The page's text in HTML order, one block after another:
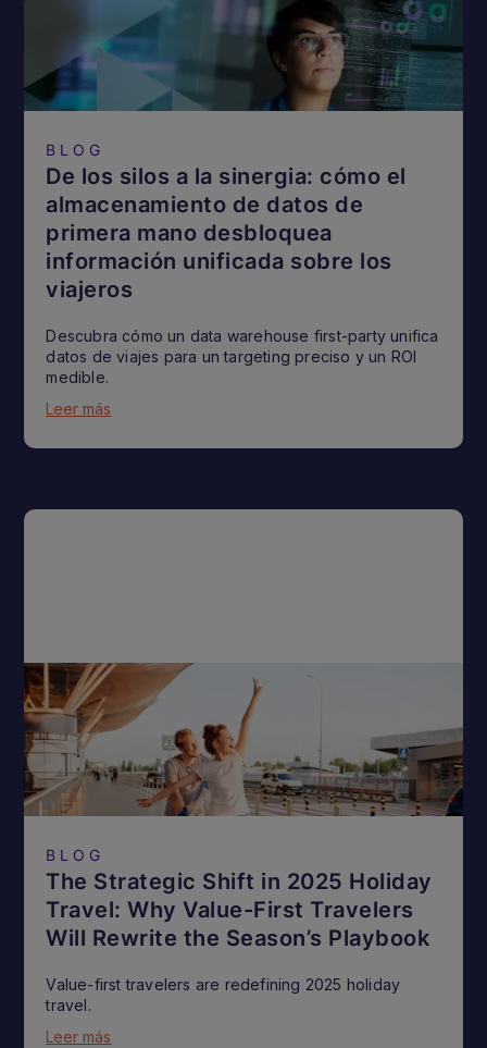
BLOG
De los silos a la sinergia: cómo el
almacenamiento de datos de
primera mano desbloquea
información unificada sobre los
viajeros
Descubra cómo un data warehouse first-party unifica
datos de viajes para un targeting preciso y un ROI
medible.
Leer más
BLOG
The Strategic Shift in 2025 Holiday
Travel: Why Value-First Travelers
Will Rewrite the Season’s Playbook
Value-first travelers are redefining 2025 holiday
travel.
Leer más